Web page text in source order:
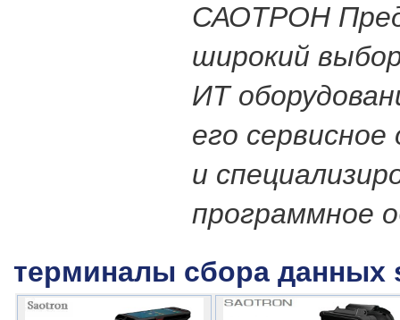
САОТРОН
широкий
ИТ
его сервисное
и
программное
терминалы сбора данных